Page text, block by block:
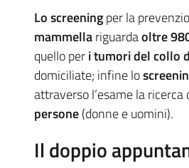
Lo screeningper la
mammellariguardaoltre
quello peri tumori del collo
domiciliate; infine lo
attraverso l’esame la
persone(donne e uomini).
Il doppio